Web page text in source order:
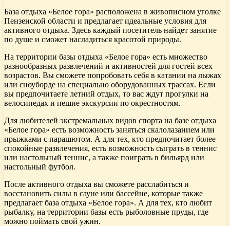
База отдыха «Белое гора» расположена в живописном уголке
Пензенской области и предлагает идеальные условия для
активного отдыха. Здесь каждый посетитель найдет занятие
по душе и сможет насладиться красотой природы.
На территории базы отдыха «Белое гора» есть множество
разнообразных развлечений и активностей для гостей всех
возрастов. Вы сможете попробовать себя в катании на лыжах
или сноуборде на специально оборудованных трассах. Если
вы предпочитаете летний отдых, то вас ждут прогулки на
велосипедах и пешие экскурсии по окрестностям.
Для любителей экстремальных видов спорта на базе отдыха
«Белое гора» есть возможность заняться скалолазанием или
прыжками с парашютом. А для тех, кто предпочитает более
спокойные развлечения, есть возможность сыграть в теннис
или настольный теннис, а также поиграть в бильярд или
настольный футбол.
После активного отдыха вы сможете расслабиться и
восстановить силы в сауне или бассейне, которые также
предлагает база отдыха «Белое гора». А для тех, кто любит
рыбалку, на территории базы есть рыболовные пруды, где
можно поймать свой ужин.